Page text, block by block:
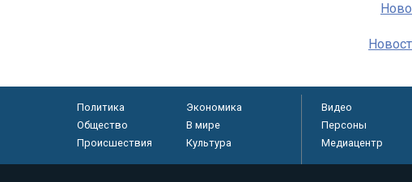
Политика
Экономика
Общество
В мире
Происшествия
Культура
Видео
Персоны
Медиацентр